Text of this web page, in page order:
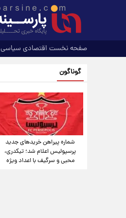
صفحه نخست اقتصادی سیاسی
گوناگون
شماره پیراهن خریدهای جدید
پرسپولیس اعلام شد؛ تیکدری،
محبی و سرگیف با اعداد ویژه